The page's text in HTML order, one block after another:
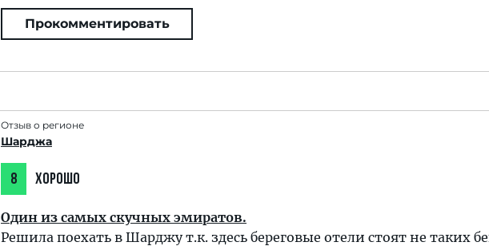
Прокомментировать
Отзыв о регионе
Шарджа
8 ХОРОШО
Один из самых скучных эмиратов.
Решила поехать в Шарджу т.к. здесь береговые отели стоят не таких